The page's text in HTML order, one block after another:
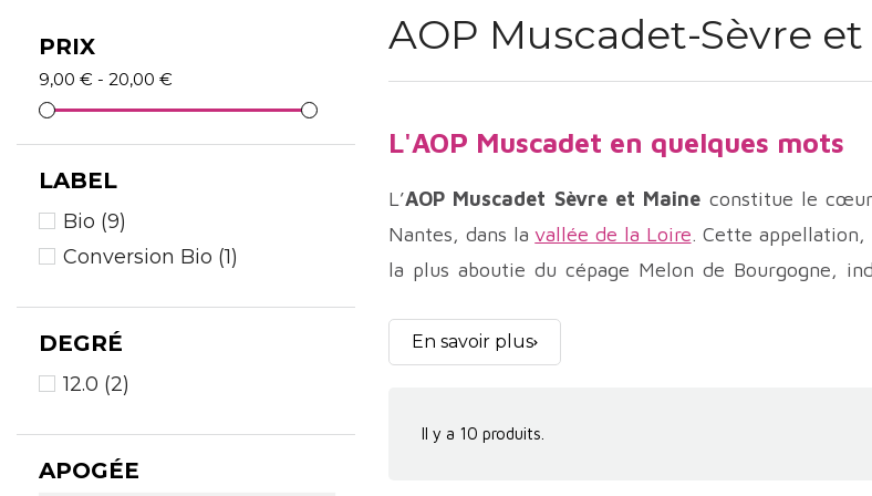
PRIX
9,00 € - 20,00 €
LABEL
Bio (9)
Conversion Bio (1)
DEGRÉ
12.0 (2)
APOGÉE
AOP Muscadet-Sèvre
L'AOP Muscadet en quelques mots
L’AOP Muscadet Sèvre et Maine constitue le
Nantes, dans lavallée de la Loire. Cette appellation,
la plus aboutie du cépage Melon de Bourgogne,
revalorisation, portée par le travail des vignerons, la
adapté au climat océanique frais et aux sols du
En savoir plus
Il y a 10 produits.